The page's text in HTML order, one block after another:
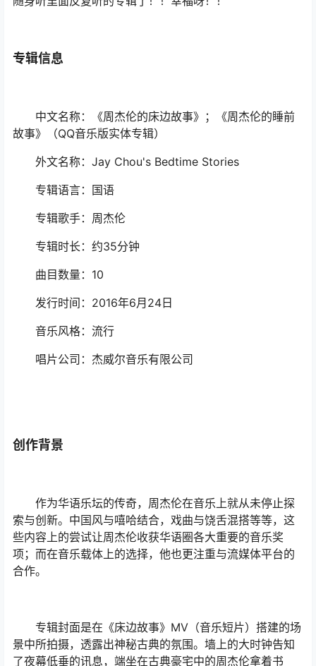
专辑信息
中文名称：《周杰伦的床边故事》；《周杰伦的睡前
故事》（QQ音乐版实体专辑）
外文名称：Jay Chou's Bedtime Stories
专辑语言：国语
专辑歌手：周杰伦
专辑时长：约35分钟
曲目数量：10
发行时间：2016年6月24日
音乐风格：流行
唱片公司：杰威尔音乐有限公司
创作背景
作为华语乐坛的传奇，周杰伦在音乐上就从未停止探
索与创新。中国风与嘻哈结合，戏曲与饶舌混搭等等，这
些内容上的尝试让周杰伦收获华语圈各大重要的音乐奖
项；而在音乐载体上的选择，他也更注重与流媒体平台的
合作。
专辑封面是在《床边故事》MV（音乐短片）搭建的场
景中所拍摄，透露出神秘古典的氛围。墙上的大时钟告知
了夜幕低垂的讯息，端坐在古典豪宅中的周杰伦拿着书